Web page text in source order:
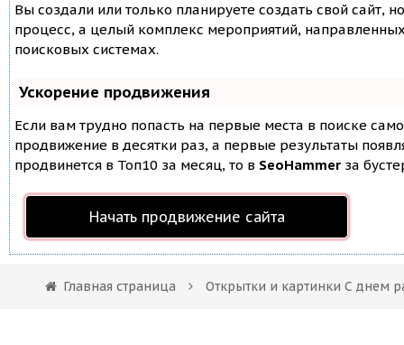
Вы создали или только планируете создать свой сайт,
процесс, а целый комплекс мероприятий,
поисковых системах.
Ускорение продвижения
Если вам трудно попасть на первые места в поиске
продвижение в десятки раз, а первые результаты
продвинется в Топ10 за месяц, то в SeoHammer за
Начать продвижение сайта
Главная страница Открытки и картинки С днем